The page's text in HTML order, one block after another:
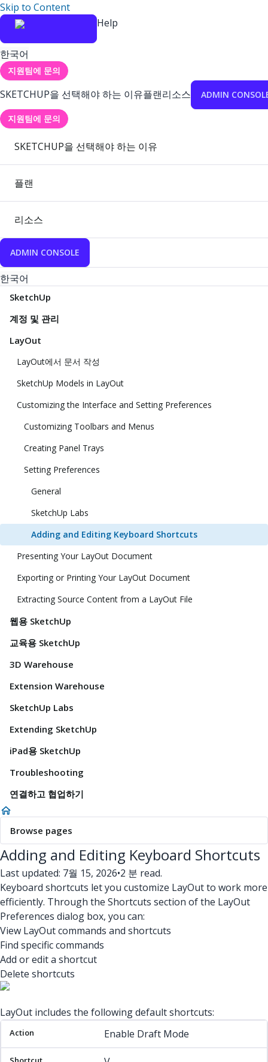
Skip to Content
Help
한국어
지원팀에 문의
SKETCHUP을 선택해야 하는 이유플랜리소스 ADMIN
지원팀에 문의
SKETCHUP을 선택해야 하는 이유
플랜
리소스
ADMIN CONSOLE
한국어
SketchUp
계정 및 관리
LayOut
LayOut에서 문서 작성
SketchUp Models in LayOut
Customizing the Interface and Setting Preferences
Customizing Toolbars and Menus
Creating Panel Trays
Setting Preferences
General
SketchUp Labs
Adding and Editing Keyboard Shortcuts
Presenting Your LayOut Document
Exporting or Printing Your LayOut Document
Extracting Source Content from a LayOut File
웹용 SketchUp
교육용 SketchUp
3D Warehouse
Extension Warehouse
SketchUp Labs
Extending SketchUp
iPad용 SketchUp
Troubleshooting
연결하고 협업하기
Browse pages
Adding and Editing Keyboard Shortcuts
Last updated: 7월 15, 2026•2 분 read.
Keyboard shortcuts let you customize LayOut to work more
efficiently. Through the Shortcuts section of the LayOut
Preferences dialog box, you can:
View LayOut commands and shortcuts
Find specific commands
Add or edit a shortcut
Delete shortcuts
LayOut includes the following default shortcuts:
Action
Enable Draft Mode